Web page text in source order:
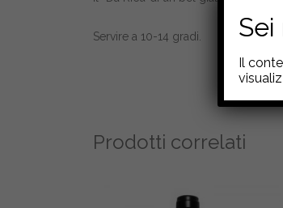
Servire a 10-14 gradi.
Prodotti correlati
Il